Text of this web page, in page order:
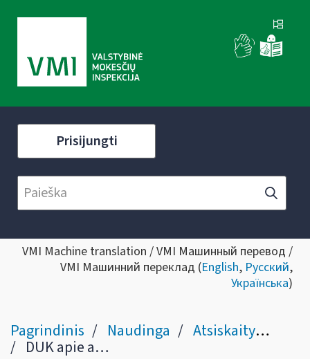
Prisijungti
VMI Machine translation / VMI Машинный перевод /
VMI Машинний переклад (English, Русский,
Українська)
Pagrindinis Naudinga Atsiskaitymas grynaisiais pinigais
DUK apie atsiskaitymus grynaisiais pinigais